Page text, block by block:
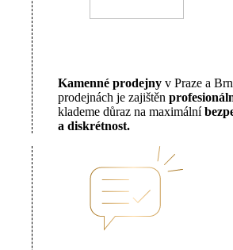
Kamenné prodejny v Praze a
prodejnách je zajištěn
klademe důraz na maximální
a diskrétnost.